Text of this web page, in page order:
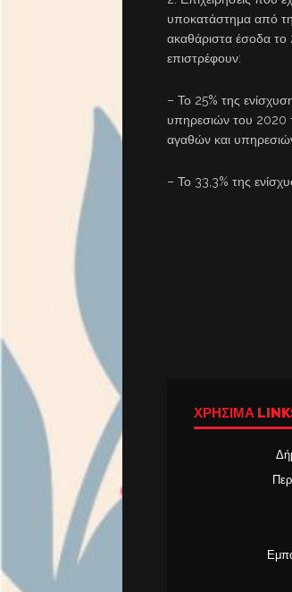
υποκατάστημα από
ακαθάριστα έσοδα το
επιστρέφουν:
– Το 25% της
υπηρεσιών του 2020
αγαθών και
– Το 33,3% της
ΧΡΉΣΙΜΑ